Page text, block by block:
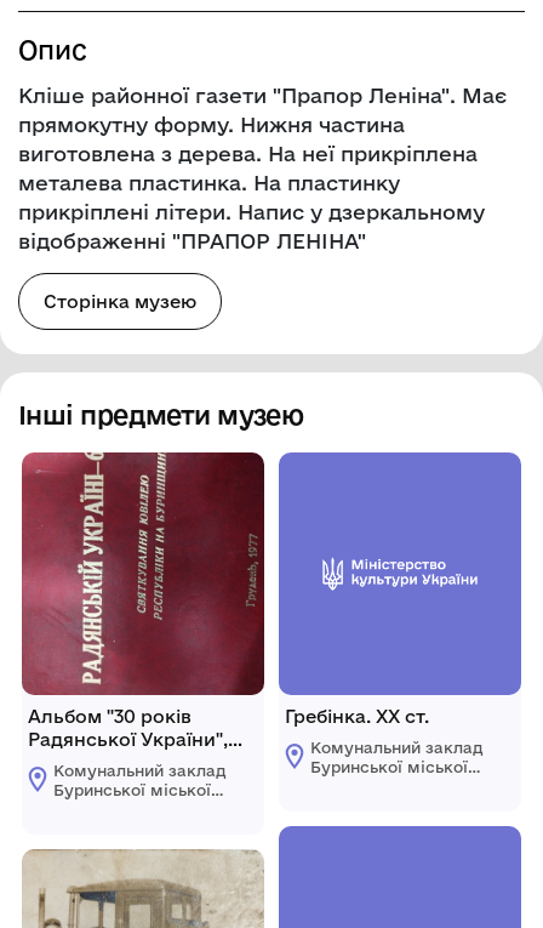
Опис
Кліше районної газети "Прапор Леніна". Має
прямокутну форму. Нижня частина
виготовлена з дерева. На неї прикріплена
металева пластинка. На пластинку
прикріплені літери. Напис у дзеркальному
відображенні "ПРАПОР ЛЕНІНА"
Сторінка музею
Інші предмети музею
Альбом "30 років
Радянської України",
1977рік.
Комунальний заклад
Буринської міської
імені Павла Попова"
Гребінка. ХХ ст.
Комунальний заклад
Буринської міської
імені Павла Попова"